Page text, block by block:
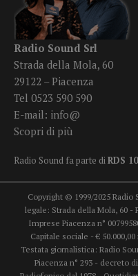
Radio Sound Srl
Strada della Mola, 60
29122 – Piacenza
Tel 0523 590 590
E-mail: info@
Scopri di più
Radio Sound fa parte diRDS
Copyright © 1999/2025
legale: Strada della Mola, 60 -
Imprese Piacenza n°
Capitale sociale - €
Testata giornalistica: Radio
Piacenza n° 293 - decreto